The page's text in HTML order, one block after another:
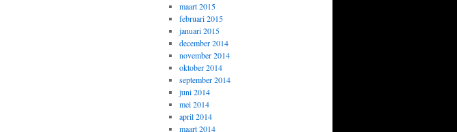
maart 2015
februari 2015
januari 2015
december 2014
november 2014
oktober 2014
september 2014
juni 2014
mei 2014
april 2014
maart 2014